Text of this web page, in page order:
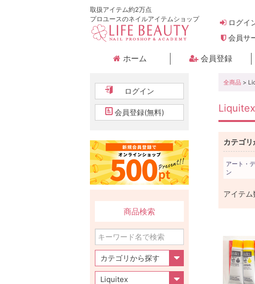
取扱アイテム約2万点
プロユースのネイルアイテムショップ
ログイ
会員サ
ホーム 会員登録
全商品 >
Liquitex
カテゴ
アート・
ン
アイテム
ログイン
会員登録(無料)
商品検索